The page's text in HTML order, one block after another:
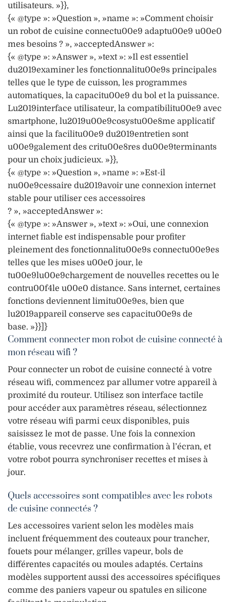
utilisateurs. »}},
{« @type »: »Question », »name »: »Comment choisir
un robot de cuisine connectu00e9 adaptu00e9 u00e0
mes besoins ? », »acceptedAnswer »:
{« @type »: »Answer », »text »: »Il est essentiel
du2019examiner les fonctionnalitu00e9s principales
telles que le type de cuisson, les programmes
automatiques, la capacitu00e9 du bol et la puissance.
Lu2019interface utilisateur, la compatibilitu00e9 avec
smartphone, lu2019u00e9cosystu00e8me applicatif
ainsi que la facilitu00e9 du2019entretien sont
u00e9galement des critu00e8res du00e9terminants
pour un choix judicieux. »}},
{« @type »: »Question », »name »: »Est-il
nu00e9cessaire du2019avoir une connexion internet
stable pour utiliser ces accessoires
? », »acceptedAnswer »:
{« @type »: »Answer », »text »: »Oui, une connexion
internet fiable est indispensable pour profiter
pleinement des fonctionnalitu00e9s connectu00e9es
telles que les mises u00e0 jour, le
tu00e9lu00e9chargement de nouvelles recettes ou le
contru00f4le u00e0 distance. Sans internet, certaines
fonctions deviennent limitu00e9es, bien que
lu2019appareil conserve ses capacitu00e9s de
base. »}}]}
Comment connecter mon robot de cuisine connecté à
mon réseau wifi ?
Pour connecter un robot de cuisine connecté à votre
réseau wifi, commencez par allumer votre appareil à
proximité du routeur. Utilisez son interface tactile
pour accéder aux paramètres réseau, sélectionnez
votre réseau wifi parmi ceux disponibles, puis
saisissez le mot de passe. Une fois la connexion
établie, vous recevrez une confirmation à l’écran, et
votre robot pourra synchroniser recettes et mises à
jour.
Quels accessoires sont compatibles avec les robots
de cuisine connectés ?
Les accessoires varient selon les modèles mais
incluent fréquemment des couteaux pour trancher,
fouets pour mélanger, grilles vapeur, bols de
différentes capacités ou moules adaptés. Certains
modèles supportent aussi des accessoires spécifiques
comme des paniers vapeur ou spatules en silicone